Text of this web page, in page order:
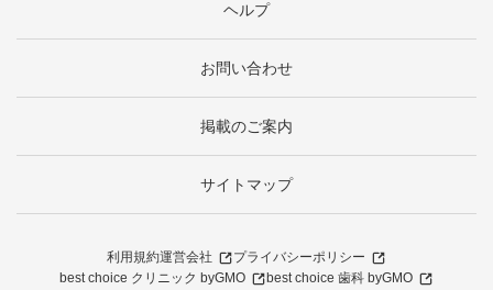
ヘルプ
お問い合わせ
掲載のご案内
サイトマップ
利用規約運営会社
プライバシーポリシー
best choice クリニック byGMO
best choice 歯科 byGMO